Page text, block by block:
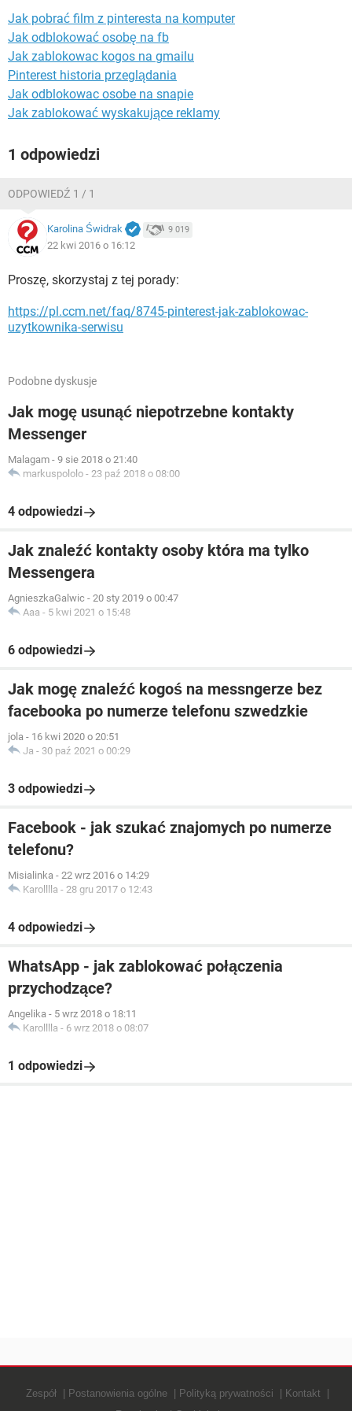
Jak pobrać film z pinteresta na komputer
Jak odblokować osobę na fb
Jak zablokowac kogos na gmailu
Pinterest historia przeglądania
Jak odblokowac osobe na snapie
Jak zablokować wyskakujące reklamy
1 odpowiedzi
ODPOWIEDŹ 1 / 1
Karolina Świdrak 9 019
22 kwi 2016 o 16:12
Proszę, skorzystaj z tej porady:
https://pl.ccm.net/faq/8745-pinterest-jak-zablokowac-
uzytkownika-serwisu
Podobne dyskusje
Jak mogę usunąć niepotrzebne kontakty
Messenger
Malagam - 9 sie 2018 o 21:40
markuspololo - 23 paź 2018 o 08:00
4 odpowiedzi
Jak znaleźć kontakty osoby która ma tylko
Messengera
AgnieszkaGalwic - 20 sty 2019 o 00:47
Aaa - 5 kwi 2021 o 15:48
6 odpowiedzi
Jak mogę znaleźć kogoś na messngerze bez
facebooka po numerze telefonu szwedzkie
jola - 16 kwi 2020 o 20:51
Ja - 30 paź 2021 o 00:29
3 odpowiedzi
Facebook - jak szukać znajomych po numerze
telefonu?
Misialinka - 22 wrz 2016 o 14:29
Karolllla - 28 gru 2017 o 12:43
4 odpowiedzi
WhatsApp - jak zablokować połączenia
przychodzące?
Angelika - 5 wrz 2018 o 18:11
Karolllla - 6 wrz 2018 o 08:07
1 odpowiedzi
Zespół Postanowienia ogólne Polityką prywatności
Kontakt